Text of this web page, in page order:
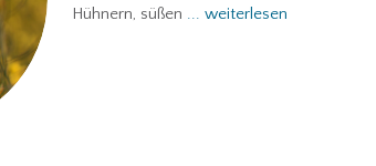
Hühnern, süßen ... weiterlesen